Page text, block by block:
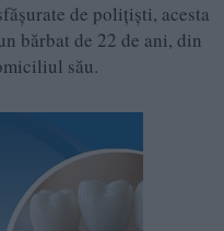
de polițiști, acesta
bărbat de 22 de ani, din
său.